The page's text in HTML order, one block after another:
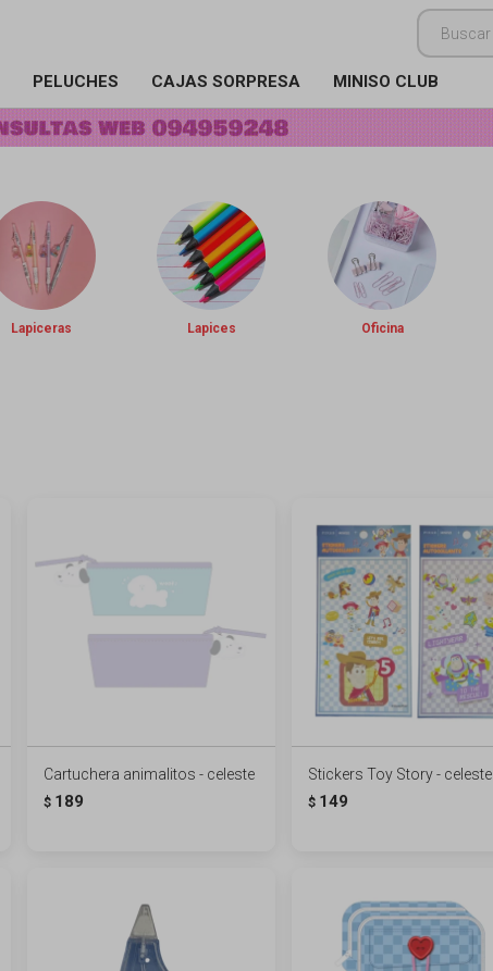
PELUCHES CAJAS SORPRESA MINISO CLUB
Lapiceras Lapices Oficina
Cartuchera animalitos - celeste
$ 189
Stickers Toy Story - celeste
$ 149